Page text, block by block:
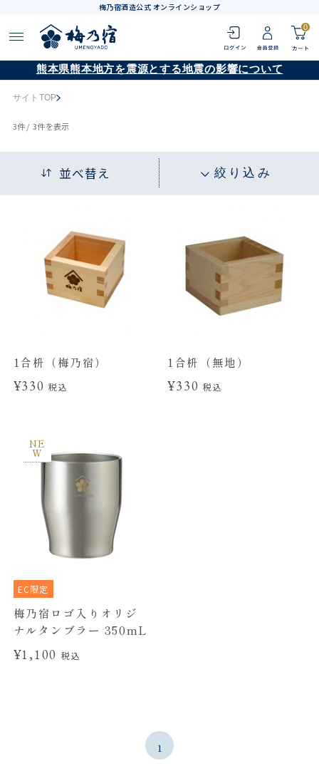
梅乃宿酒造公式 オンラインショップ
0
熊本県熊本地方を震源とする地震の影響について
サイトTOP
3件 / 3件を表示
並べ替え 絞り込み
1合枡（梅乃宿）
¥330税込
1合枡（無地）
¥330税込
NE
W
EC限定
梅乃宿ロゴ入りオリジ
ナルタンブラー 350mL
¥1,100税込
1